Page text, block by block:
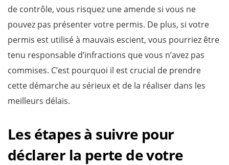
de contrôle, vous risquez une amende si vous ne
pouvez pas présenter votre permis. De plus, si votre
permis est utilisé à mauvais escient, vous pourriez être
tenu responsable d’infractions que vous n’avez pas
commises. C’est pourquoi il est crucial de prendre
cette démarche au sérieux et de la réaliser dans les
meilleurs délais.
Les étapes à suivre pour
déclarer la perte de votre